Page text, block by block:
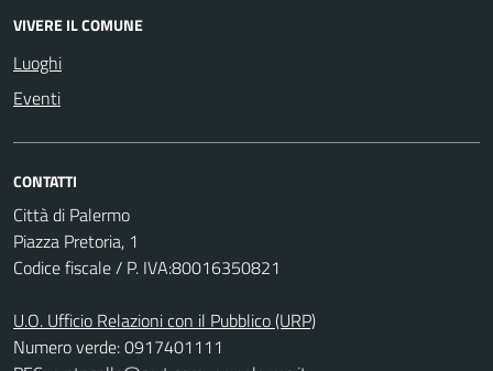
VIVERE IL COMUNE
Luoghi
Eventi
CONTATTI
Città di Palermo
Piazza Pretoria, 1
Codice fiscale / P. IVA:80016350821
U.O. Ufficio Relazioni con il Pubblico (URP)
Numero verde: 0917401111